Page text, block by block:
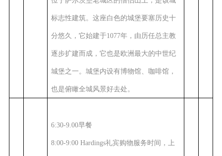
标志性建筑。这座白色的城堡要塞历史十
分悠久，它始建于1077年，由历任总主教
逐步扩建而成，它也是欧洲最大的中世纪
城堡之一。城堡内设有博物馆、咖啡馆，
也是俯瞰全城风景好去处。
6:30-9.00早餐
8:00-9:00 Hardings礼宾购物服务时间，上